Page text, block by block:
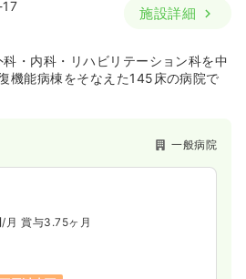
施設詳細
・内科・リハビリテーション科を中
機能病棟をそなえた145床の病院で
います。病院以外にも、クリニック
されています。
一般病院
/月 賞与3.75ヶ月